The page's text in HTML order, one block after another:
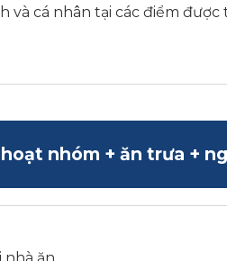
và cá nhân tại các điểm được
nhóm + ăn trưa +